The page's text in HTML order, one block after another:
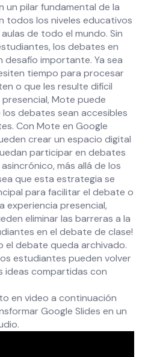
un pilar fundamental de la
todos los niveles educativos
de todo el mundo. Sin
los debates en
desafío importante. Ya sea
tiempo para procesar
o que les resulte difícil
Mote puede
debates sean accesibles
Con Mote en Google
crear un espacio digital
participar en debates
más allá de los
que esta estrategia se
para facilitar el debate o
experiencia presencial,
eliminar las barreras a la
en el debate de clase!
el debate queda archivado.
estudiantes pueden volver
ideas compartidas con
en video a continuación
Google Slides en un